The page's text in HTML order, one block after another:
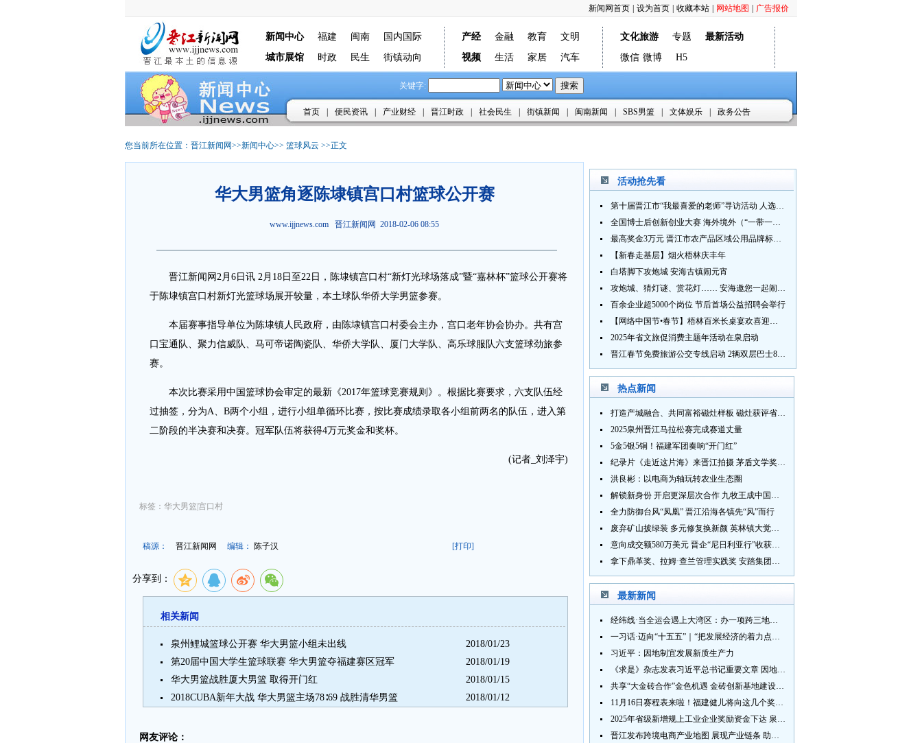
广告报价
网站地图
收藏本站
设为首页
新闻网首页
新闻中心 福建 闽南
国内国际
城市展馆
时政 民生 街镇动向
产经 金融 教育
文明
视频
生活 家居 汽车
文化旅游 专题
最新活动
微信 微博 H5
关键字:
首页 便民资讯 产业财经 晋江时政 社会民生 街镇新闻 闽南新闻 SBS男篮 文体娱乐 政务公告
您当前所在位置： 晋江新闻网>>新闻中心>> 篮球风云 >>正文
华大男篮角逐陈埭镇宫口村篮球公开赛
www.ijjnews.com 晋江新闻网 2018-02-06 08:55
晋江新闻网2月6日讯 2月18日至22日，陈埭镇宫口村“新灯光球场落成”暨“嘉林杯”篮球公开赛将
于陈埭镇宫口村新灯光篮球场展开较量，本土球队华侨大学男篮参赛。
本届赛事指导单位为陈埭镇人民政府，由陈埭镇宫口村委会主办，宫口老年协会协办。共有宫
口宝通队、聚力信威队、马可帝诺陶瓷队、华侨大学队、厦门大学队、高乐球服队六支篮球劲旅参
赛。
本次比赛采用中国篮球协会审定的最新《2017年篮球竞赛规则》。根据比赛要求，六支队伍经
过抽签，分为A、B两个小组，进行小组单循环比赛，按比赛成绩录取各小组前两名的队伍，进入第
二阶段的半决赛和决赛。冠军队伍将获得4万元奖金和奖杯。
(记者_刘泽宇)
标签：华大男篮|宫口村
稿源： 晋江新闻网 编辑： 陈子汉 [打印]
分享到：
相关新闻
泉州鲤城篮球公开赛 华大男篮小组未出线
2018/01/23
第20届中国大学生篮球联赛 华大男篮夺福建赛区冠军
2018/01/19
华大男篮战胜厦大男篮 取得开门红
2018/01/15
2018CUBA新年大战 华大男篮主场78∶69 战胜清华男篮
2018/01/12
网友评论：
活动抢先看
第十届晋江市“我最喜爱的老师”寻访活动 人选推荐火热进行中 快来“秀”您最喜爱的老师
全国博士后创新创业大赛 海外境外（“一带一路”）赛七大赛道等你来战
最高奖金3万元 晋江市农产品区域公用品牌标识Logo及特色农产品包装设计征集活动正式启动
【新春走基层】烟火梧林庆丰年
白塔脚下攻炮城 安海古镇闹元宵
攻炮城、猜灯谜、赏花灯…… 安海邀您一起闹元宵
百余企业超5000个岗位 节后首场公益招聘会举行
【网络中国节•春节】梧林百米长桌宴欢喜迎新春
2025年省文旅促消费主题年活动在泉启动
晋江春节免费旅游公交专线启动 2辆双层巴士8辆铛铛车带你游
热点新闻
打造产城融合、共同富裕磁灶样板 磁灶获评省级乡村振兴示范乡镇
2025泉州晋江马拉松赛完成赛道丈量
5金5银5铜！福建军团奏响“开门红”
纪录片《走近这片海》来晋江拍摄 茅盾文学奖得主麦家探寻晋江“海海”人生
洪良彬：以电商为轴玩转农业生态圈
解锁新身份 开启更深层次合作 九牧王成中国奥委会官方赞助商
全力防御台风“凤凰” 晋江沿海各镇先“风”而行
废弃矿山披绿装 多元修复换新颜 英林镇大觉山片区废弃矿山生态修复项目通过验收
意向成交额580万美元 晋企“尼日利亚行”收获满满
拿下鼎革奖、拉姆·查兰管理实践奖 安踏集团获企业管理权威奖项
最新新闻
经纬线·当全运会遇上大湾区：办一项跨三地的赛事有多硬核？
一习话·迈向“十五五”｜“把发展经济的着力点放在实体经济上”
习近平：因地制宜发展新质生产力
《求是》杂志发表习近平总书记重要文章 因地制宜发展新质生产力
共享“大金砖合作”金色机遇 金砖创新基地建设成效显著
11月16日赛程表来啦！福建健儿将向这几个奖牌发起冲击→
2025年省级新增规上工业企业奖励资金下达 泉州市获补资金居全省首位
晋江发布跨境电商产业地图 展现产业链条 助力“晋品出海”